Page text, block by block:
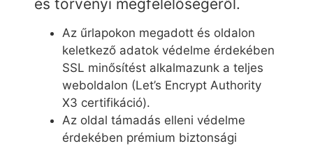
és törvényi megfelelőségéről.
Az űrlapokon megadott és oldalon
keletkező adatok védelme érdekében
SSL minősítést alkalmazunk a teljes
weboldalon (Let’s Encrypt Authority
X3 certifikáció).
Az oldal támadás elleni védelme
érdekében prémium biztonsági